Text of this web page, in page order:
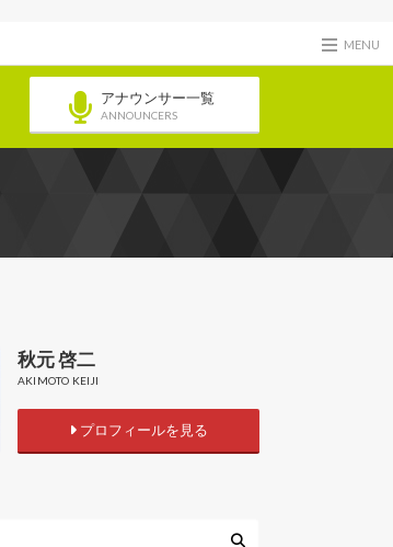
MENU
アナウンサー一覧
ANNOUNCERS
秋元 啓二
AKIMOTO KEIJI
プロフィールを見る